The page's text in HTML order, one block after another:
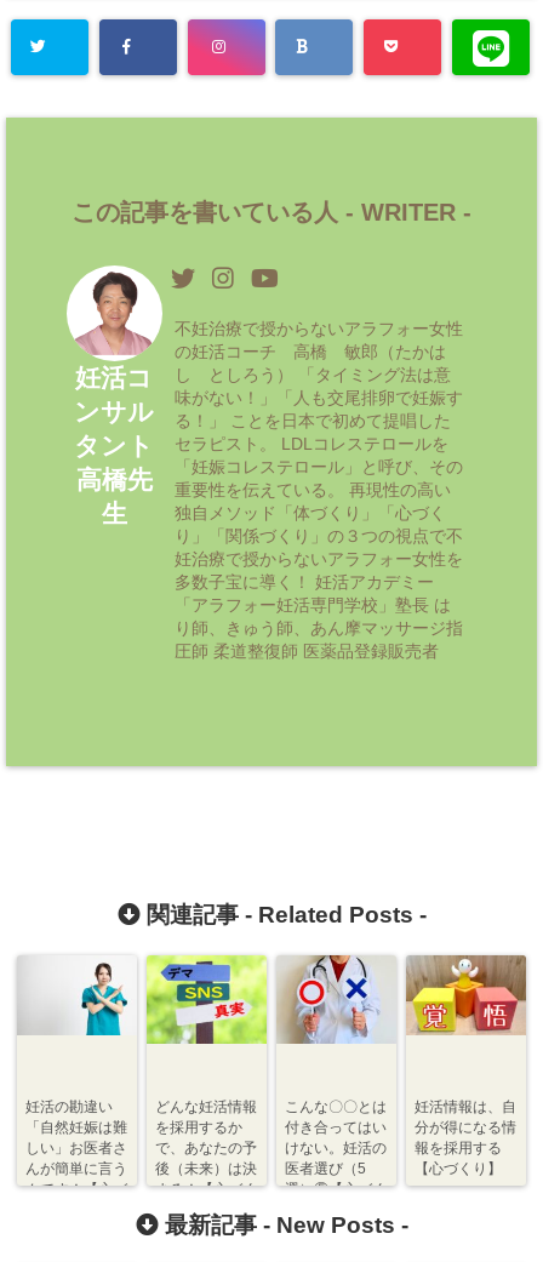
この記事を書いている人 - WRITER -
妊活コ
ンサル
タント
高橋先
生
不妊治療で授からないアラフォー女性
の妊活コーチ 高橋 敏郎（たかは
し としろう） 「タイミング法は意
味がない！」「人も交尾排卵で妊娠す
る！」 ことを日本で初めて提唱した
セラピスト。 LDLコレステロールを
「妊娠コレステロール」と呼び、その
重要性を伝えている。 再現性の高い
独自メソッド「体づくり」「心づく
り」「関係づくり」の３つの視点で不
妊治療で授からないアラフォー女性を
多数子宝に導く！ 妊活アカデミー
「アラフォー妊活専門学校」塾長 は
り師、きゅう師、あん摩マッサージ指
圧師 柔道整復師 医薬品登録販売者
関連記事 - Related Posts -
妊活の勘違い
「自然妊娠は難
しい」お医者さ
んが簡単に言う
んです！【心づ
どんな妊活情報
を採用するか
で、あなたの予
後（未来）は決
まる！【心づく
こんな〇〇とは
付き合ってはい
けない。妊活の
医者選び（5
選）⑤【心づく
妊活情報は、自
分が得になる情
報を採用する
【心づくり】
最新記事 - New Posts -